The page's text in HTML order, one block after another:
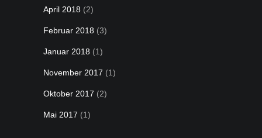
April 2018 (2)
Februar 2018 (3)
Januar 2018 (1)
November 2017 (1)
Oktober 2017 (2)
Mai 2017 (1)